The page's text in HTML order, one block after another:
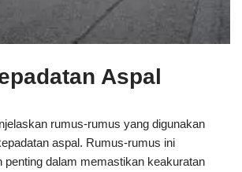
Aspal
rumus-rumus yang digunakan
aspal. Rumus-rumus ini
penting dalam memastikan keakuratan